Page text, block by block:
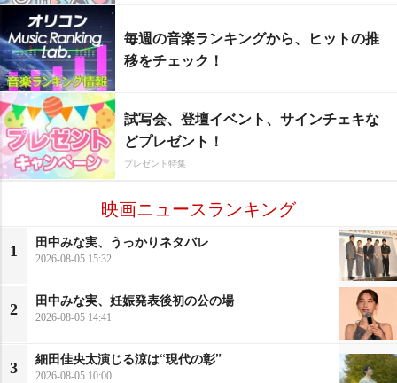
毎週の音楽ランキングから、ヒットの推
移をチェック！
試写会、登壇イベント、サインチェキな
どプレゼント！
プレゼント特集
映画ニュースランキング
1
田中みな実、うっかりネタバレ
2026-08-05 15:32
2
田中みな実、妊娠発表後初の公の場
2026-08-05 14:41
3
細田佳央太演じる涼は“現代の彰”
2026-08-05 10:00